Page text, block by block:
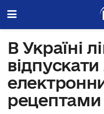
В Україні
рецептами